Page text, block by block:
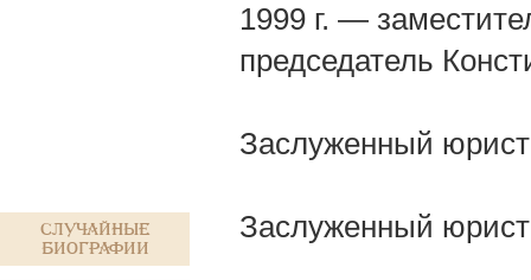
Случайные
биографии
1999 г. —
председатель
Заслуженный
Заслуженный